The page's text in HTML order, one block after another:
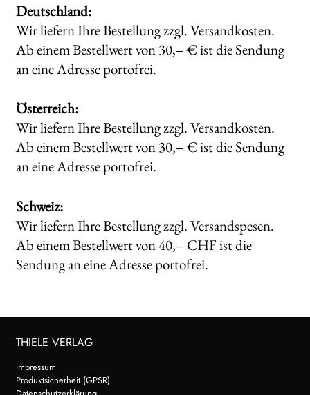
Search:
Deutschland:
Wir liefern Ihre Bestellung zzgl. Versandkosten.
Ab einem Bestellwert von 30,– € ist die Sendung
an eine Adresse portofrei.
Österreich:
Wir liefern Ihre Bestellung zzgl. Versandkosten.
Ab einem Bestellwert von 30,– € ist die Sendung
an eine Adresse portofrei.
Schweiz:
Wir liefern Ihre Bestellung zzgl. Versandspesen.
Ab einem Bestellwert von 40,– CHF ist die
Sendung an eine Adresse portofrei.
THIELE VERLAG
Impressum
Produktsicherheit (GPSR)